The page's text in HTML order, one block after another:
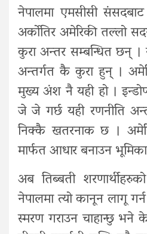
नेपालमा एमसीसी
अर्कोतिर अमेरिकी तल्लो
कुरा अन्तर सम्बन्धित छन् ।
अन्तर्गत कै कुरा हुन् ।
मुख्य अंश नै यही हो ।
जे जे गर्छ यही रणनीति
निक्कै खतरनाक छ ।
मार्फत आधार बनाउन
अब तिब्बती
नेपालमा त्यो कानून लागू
स्मरण गराउन चाहान्छु